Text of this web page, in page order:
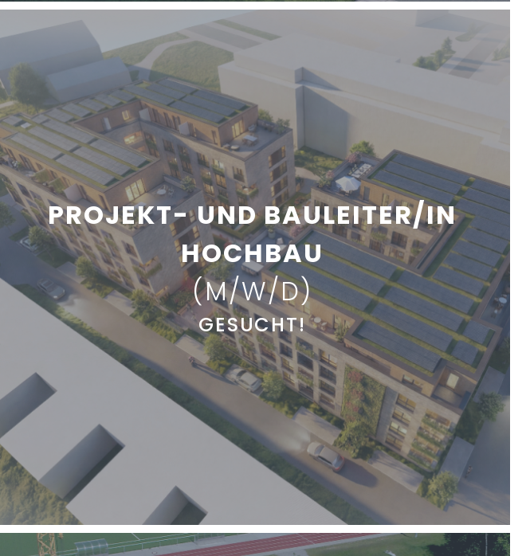
PROJEKT- UND BAULEITER/IN
HOCHBAU
(M/W/D)
GESUCHT!